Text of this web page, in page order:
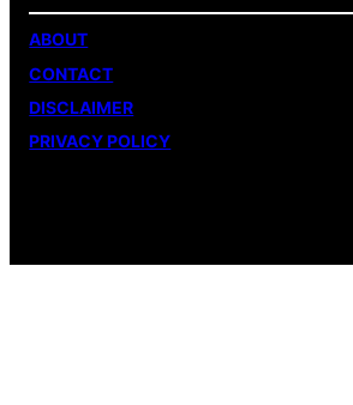
ABOUT
CONTACT
DISCLAIMER
PRIVACY POLICY